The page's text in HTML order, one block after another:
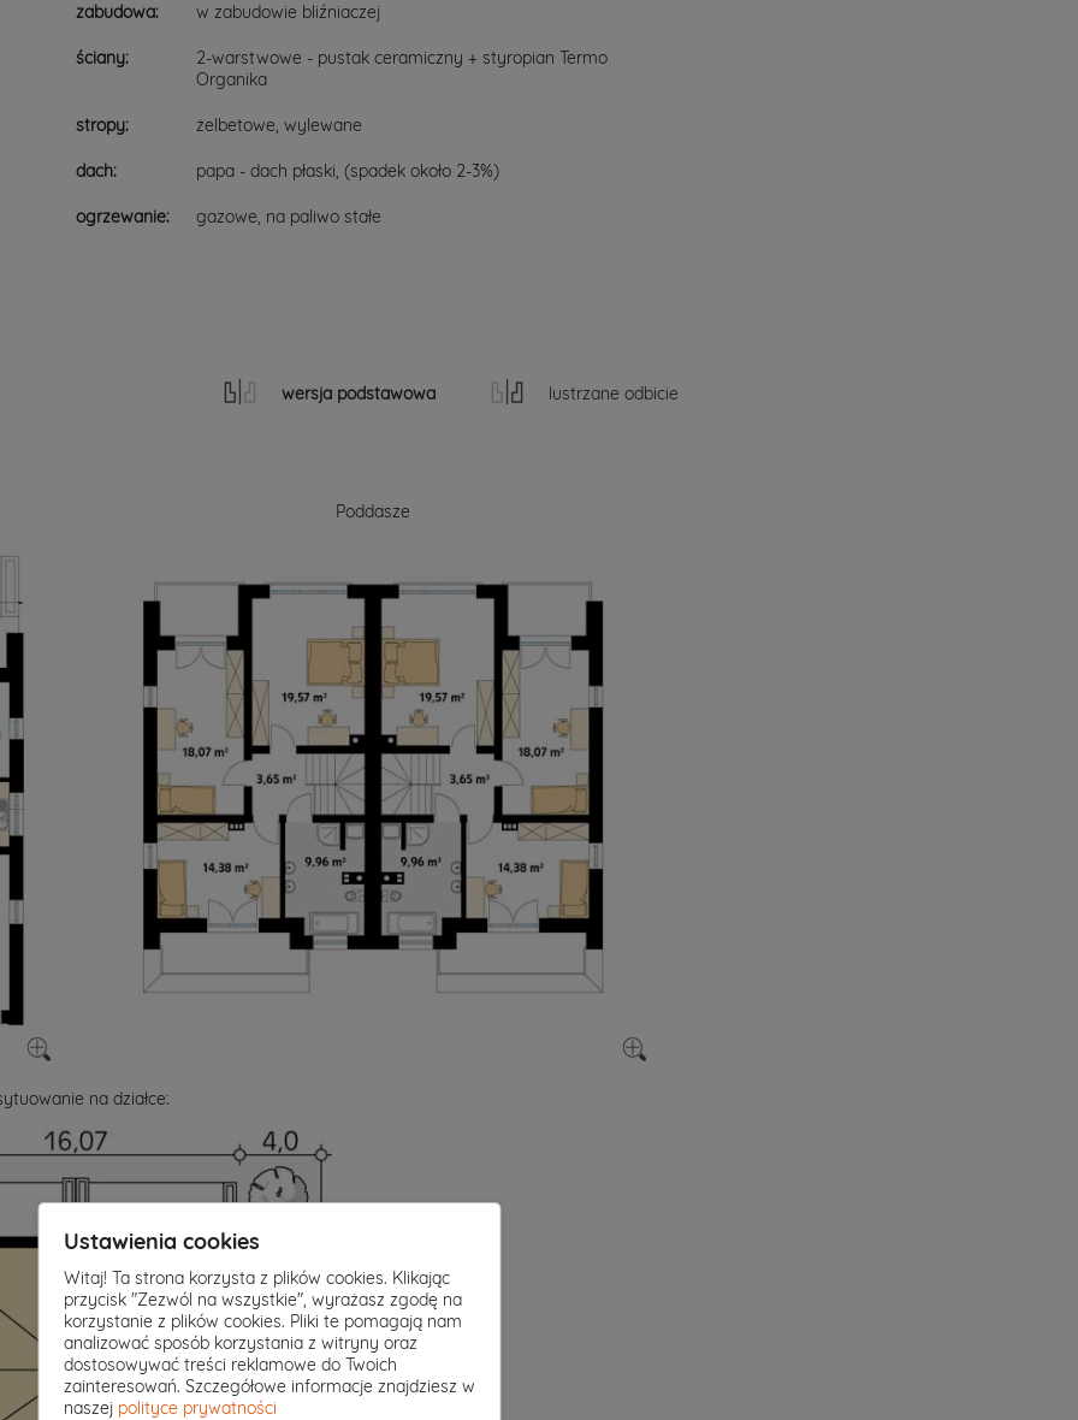
zabudowa: w zabudowie bliźniaczej
ściany:
2-warstwowe - pustak ceramiczny + styropian Termo
Organika
stropy: żelbetowe, wylewane
dach: papa - dach płaski, (spadek około 2-3%)
ogrzewanie: gazowe, na paliwo stałe
wersja podstawowa lustrzane odbicie
Poddasze
na działce:
Ustawienia cookies
Witaj! Ta strona korzysta z plików cookies. Klikając
przycisk "Zezwól na wszystkie", wyrażasz zgodę na
korzystanie z plików cookies. Pliki te pomagają nam
analizować sposób korzystania z witryny oraz
dostosowywać treści reklamowe do Twoich
zainteresowań. Szczegółowe informacje znajdziesz w
naszej polityce prywatności